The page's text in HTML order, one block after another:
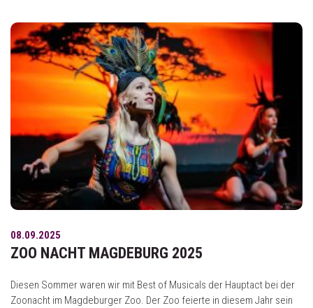
08.09.2025
ZOO NACHT MAGDEBURG 2025
Diesen Sommer waren wir mit Best of Musicals der Hauptact bei der
Zoonacht im Magdeburger Zoo. Der Zoo feierte in diesem Jahr sein